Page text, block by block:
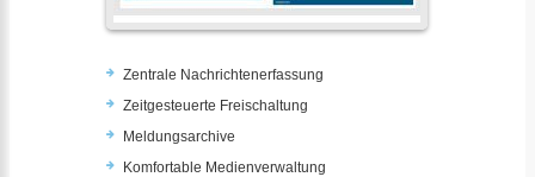
Zentrale Nachrichtenerfassung
Zeitgesteuerte Freischaltung
Meldungsarchive
Komfortable Medienverwaltung